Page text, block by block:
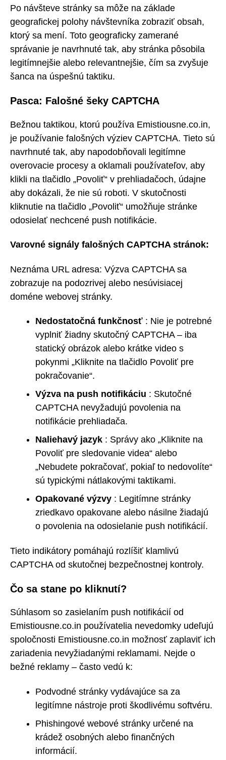
Po návšteve stránky sa môže na základe
geografickej polohy návštevníka zobraziť obsah,
ktorý sa mení. Toto geograficky zamerané
správanie je navrhnuté tak, aby stránka pôsobila
legitímnejšie alebo relevantnejšie, čím sa zvyšuje
šanca na úspešnú taktiku.
Pasca: Falošné šeky CAPTCHA
Bežnou taktikou, ktorú používa Emistiousne.co.in,
je používanie falošných výziev CAPTCHA. Tieto sú
navrhnuté tak, aby napodobňovali legitímne
overovacie procesy a oklamali používateľov, aby
klikli na tlačidlo „Povoliť“ v prehliadačoch, údajne
aby dokázali, že nie sú roboti. V skutočnosti
kliknutie na tlačidlo „Povoliť“ umožňuje stránke
odosielať nechcené push notifikácie.
Varovné signály falošných CAPTCHA stránok:
Neznáma URL adresa: Výzva CAPTCHA sa
zobrazuje na podozrivej alebo nesúvisiacej
doméne webovej stránky.
Nedostatočná funkčnosť : Nie je potrebné
vyplniť žiadny skutočný CAPTCHA – iba
statický obrázok alebo krátke video s
pokynmi „Kliknite na tlačidlo Povoliť pre
pokračovanie“.
Výzva na push notifikáciu : Skutočné
CAPTCHA nevyžadujú povolenia na
notifikácie prehliadača.
Naliehavý jazyk : Správy ako „Kliknite na
Povoliť pre sledovanie videa“ alebo
„Nebudete pokračovať, pokiaľ to nedovolíte“
sú typickými nátlakovými taktikami.
Opakované výzvy : Legitímne stránky
zriedkavo opakovane alebo násilne žiadajú
o povolenia na odosielanie push notifikácií.
Tieto indikátory pomáhajú rozlíšiť klamlivú
CAPTCHA od skutočnej bezpečnostnej kontroly.
Čo sa stane po kliknutí?
Súhlasom so zasielaním push notifikácií od
Emistiousne.co.in používatelia nevedomky udeľujú
spoločnosti Emistiousne.co.in možnosť zaplaviť ich
zariadenia nevyžiadanými reklamami. Nejde o
bežné reklamy – často vedú k:
Podvodné stránky vydávajúce sa za
legitímne nástroje proti škodlivému softvéru.
Phishingové webové stránky určené na
krádež osobných alebo finančných
informácií.